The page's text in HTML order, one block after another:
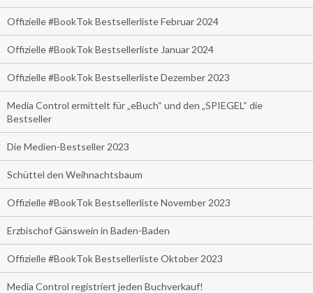
Offizielle #BookTok Bestsellerliste Februar 2024
Offizielle #BookTok Bestsellerliste Januar 2024
Offizielle #BookTok Bestsellerliste Dezember 2023
Media Control ermittelt für „eBuch“ und den „SPIEGEL“ die
Bestseller
Die Medien-Bestseller 2023
Schüttel den Weihnachtsbaum
Offizielle #BookTok Bestsellerliste November 2023
Erzbischof Gänswein in Baden-Baden
Offizielle #BookTok Bestsellerliste Oktober 2023
Media Control registriert jeden Buchverkauf!